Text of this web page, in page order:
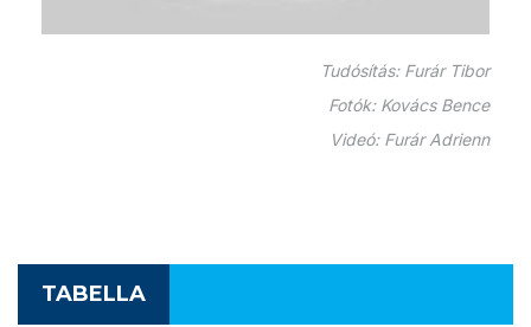
Tudósítás: Furár Tibor
Fotók: Kovács Bence
Videó: Furár Adrienn
TABELLA